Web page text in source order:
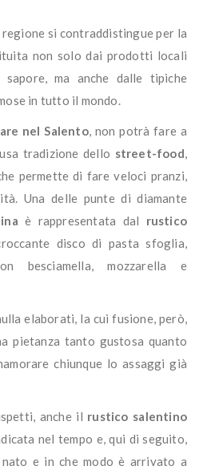
si contraddistingue per la
non solo dai prodotti locali
ma anche dalle tipiche
in tutto il mondo.
nel Salento, non potrà fare a
tradizione dello street-food,
permette di fare veloci pranzi,
Una delle punte di diamante
è rappresentata dal rustico
disco di pasta sfoglia,
besciamella, mozzarella e
elaborati, la cui fusione, però,
pietanza tanto gustosa quanto
chiunque lo assaggi già
anche il rustico salentino
nel tempo e, qui di seguito,
nato e in che modo è arrivato a